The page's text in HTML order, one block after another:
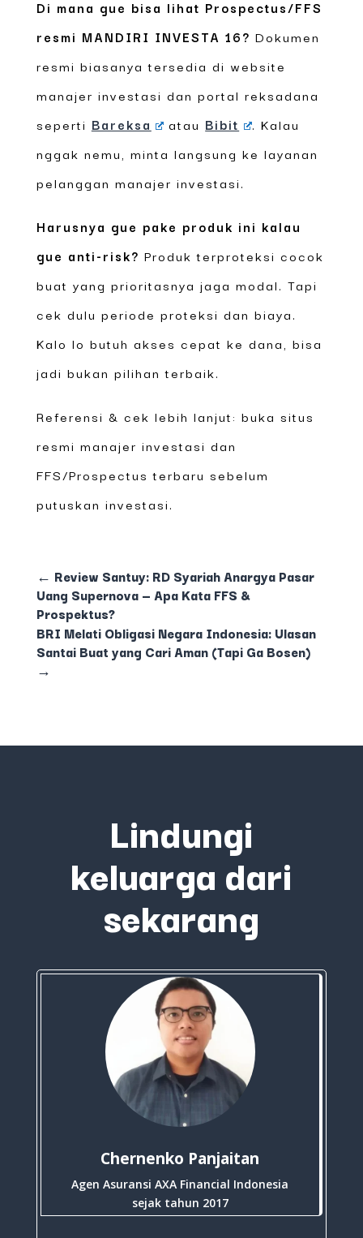
Di mana gue bisa lihat Prospectus/FFS
resmi MANDIRI INVESTA 16? Dokumen
resmi biasanya tersedia di website
manajer investasi dan portal reksadana
seperti Bareksa atau Bibit
. Kalau
nggak nemu, minta langsung ke layanan
pelanggan manajer investasi.
Harusnya gue pake produk ini kalau
gue anti-risk? Produk terproteksi cocok
buat yang prioritasnya jaga modal. Tapi
cek dulu periode proteksi dan biaya.
Kalo lo butuh akses cepat ke dana, bisa
jadi bukan pilihan terbaik.
Referensi & cek lebih lanjut: buka situs
resmi manajer investasi dan
FFS/Prospectus terbaru sebelum
putuskan investasi.
← Review Santuy: RD Syariah Anargya Pasar
Uang Supernova — Apa Kata FFS &
Prospektus?
BRI Melati Obligasi Negara Indonesia: Ulasan
Santai Buat yang Cari Aman (Tapi Ga Bosen)
→
Lindungi
keluarga dari
sekarang
Chernenko Panjaitan
Agen Asuransi AXA Financial Indonesia
sejak tahun 2017